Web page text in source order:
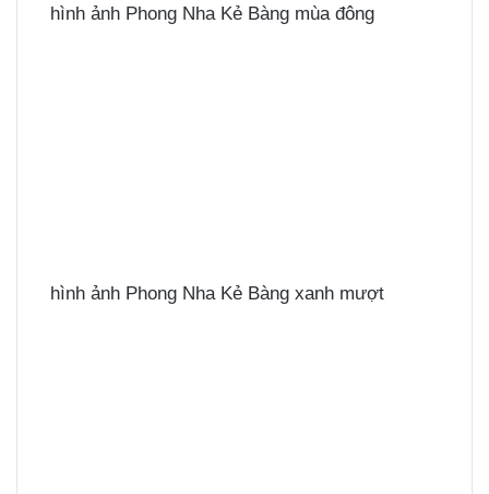
hình ảnh Phong Nha Kẻ Bàng mùa đông
hình ảnh Phong Nha Kẻ Bàng xanh mượt